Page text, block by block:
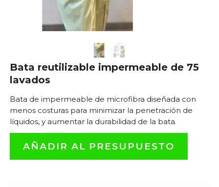
Bata reutilizable impermeable de 75
lavados
Bata de impermeable de microfibra diseñada con
menos costuras para minimizar la penetración de
líquidos, y aumentar la durabilidad de la bata.
AÑADIR AL PRESUPUESTO